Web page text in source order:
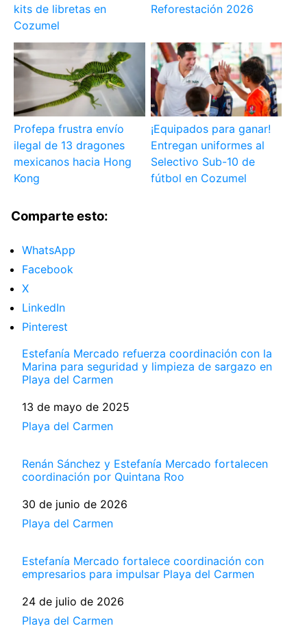
kits de libretas en
Cozumel
Reforestación 2026
Profepa frustra envío
ilegal de 13 dragones
mexicanos hacia Hong
Kong
¡Equipados para ganar!
Entregan uniformes al
Selectivo Sub-10 de
fútbol en Cozumel
Comparte esto:
WhatsApp
Facebook
X
LinkedIn
Pinterest
Estefanía Mercado refuerza coordinación con la
Marina para seguridad y limpieza de sargazo en
Playa del Carmen
Fecha
13 de mayo de 2025
Respecto a
Playa del Carmen
Renán Sánchez y Estefanía Mercado fortalecen
coordinación por Quintana Roo
Fecha
30 de junio de 2026
Respecto a
Playa del Carmen
Estefanía Mercado fortalece coordinación con
empresarios para impulsar Playa del Carmen
Fecha
24 de julio de 2026
Respecto a
Playa del Carmen